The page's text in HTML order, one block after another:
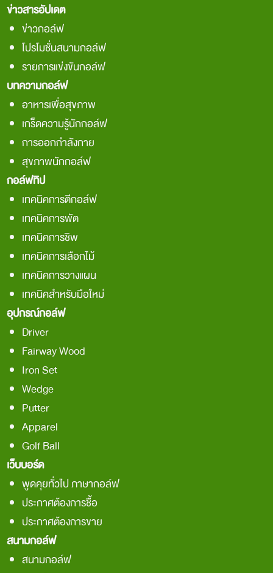
ข่าวสารอัปเดต
ข่าวกอล์ฟ
โปรโมชั่นสนามกอล์ฟ
รายการแข่งขันกอล์ฟ
บทความกอล์ฟ
อาหารเพื่อสุขภาพ
เกร็ดความรู้นักกอล์ฟ
การออกกำลังกาย
สุขภาพนักกอล์ฟ
กอล์ฟทิป
เทคนิคการตีกอล์ฟ
เทคนิคการพัต
เทคนิคการชิพ
เทคนิคการเลือกไม้
เทคนิคการวางแผน
เทคนิคสำหรับมือใหม่
อุปกรณ์กอล์ฟ
Driver
Fairway Wood
Iron Set
Wedge
Putter
Apparel
Golf Ball
เว็บบอร์ด
พูดคุยทั่วไป ภาษากอล์ฟ
ประกาศต้องการชื้อ
ประกาศต้องการขาย
สนามกอล์ฟ
สนามกอล์ฟ